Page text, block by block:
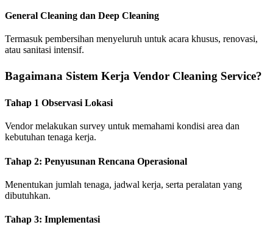
General Cleaning dan Deep Cleaning
Termasuk pembersihan menyeluruh untuk acara khusus, renovasi,
atau sanitasi intensif.
Bagaimana Sistem Kerja Vendor Cleaning Service?
Tahap 1 Observasi Lokasi
Vendor melakukan survey untuk memahami kondisi area dan
kebutuhan tenaga kerja.
Tahap 2: Penyusunan Rencana Operasional
Menentukan jumlah tenaga, jadwal kerja, serta peralatan yang
dibutuhkan.
Tahap 3: Implementasi